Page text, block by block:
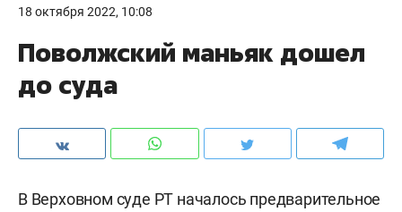
18 октября 2022, 10:08
Поволжский маньяк дошел
до суда
В Верховном суде РТ началось предварительное